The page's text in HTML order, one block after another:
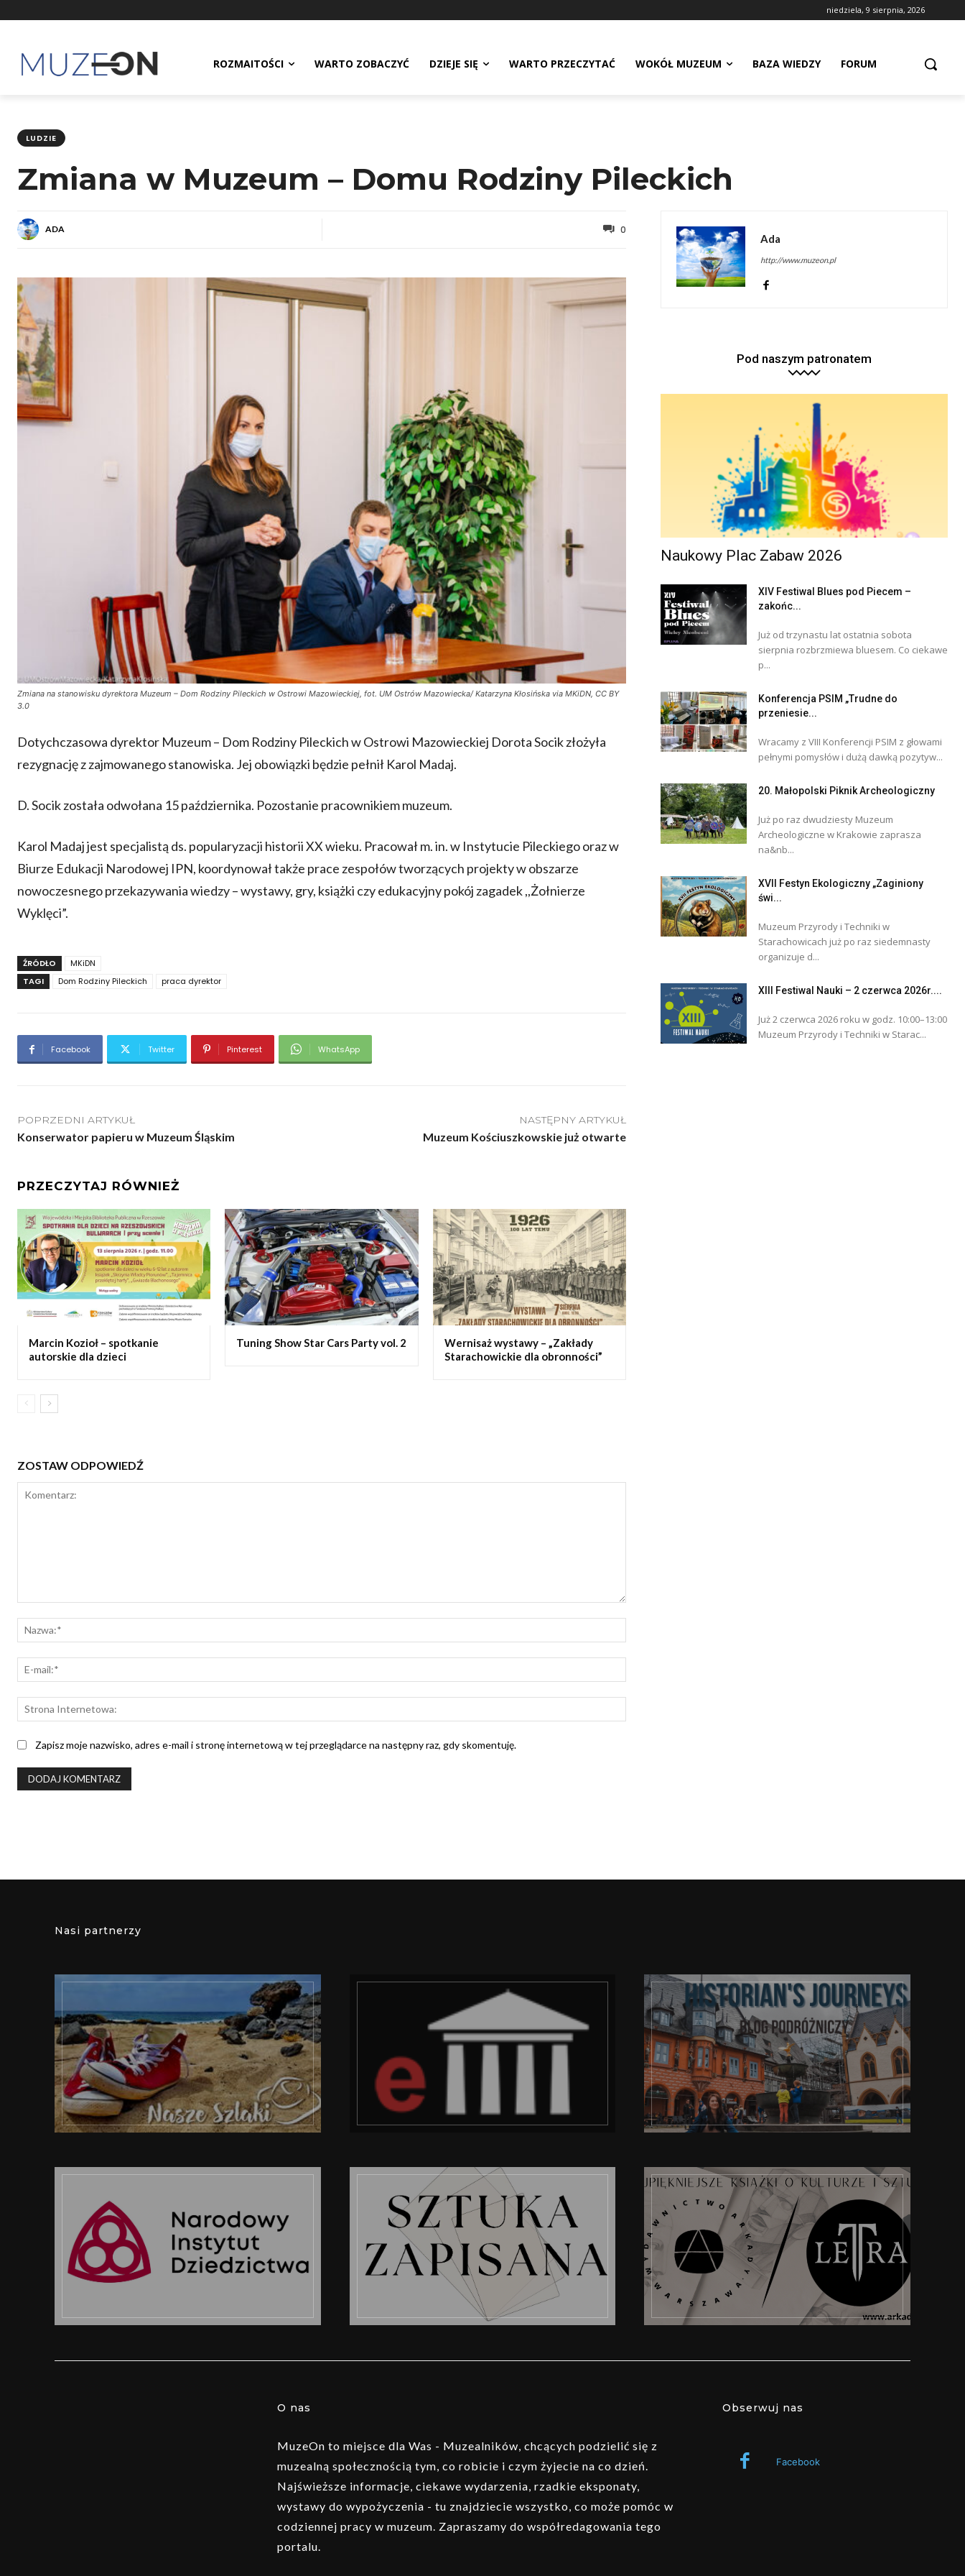
niedziela, 9 sierpnia, 2026
ROZMAITOŚCI WARTO ZOBACZYĆ DZIEJE SIĘ WARTO PRZECZYTAĆ WOKÓŁ MUZEUM BAZA WIEDZY FORUM
LUDZIE
Zmiana w Muzeum – Domu Rodziny Pileckich
ADA 0
Zmiana na stanowisku dyrektora Muzeum – Dom Rodziny Pileckich w Ostrowi Mazowieckiej, fot. UM Ostrów Mazowiecka/ Katarzyna Kłosińska via MKiDN, CC BY
3.0
Dotychczasowa dyrektor Muzeum – Dom Rodziny Pileckich w Ostrowi Mazowieckiej Dorota Socik złożyła
rezygnację z zajmowanego stanowiska. Jej obowiązki będzie pełnił Karol Madaj.
D. Socik została odwołana 15 października. Pozostanie pracownikiem muzeum.
Karol Madaj jest specjalistą ds. popularyzacji historii XX wieku. Pracował m. in. w Instytucie Pileckiego oraz w
Biurze Edukacji Narodowej IPN, koordynował także prace zespołów tworzących projekty w obszarze
nowoczesnego przekazywania wiedzy – wystawy, gry, książki czy edukacyjny pokój zagadek ,,Żołnierze
Wyklęci”.
ŹRÓDŁO
MKiDN
TAGI
Dom Rodziny Pileckich praca dyrektor
Facebook Twitter Pinterest WhatsApp
POPRZEDNI ARTYKUŁ
Konserwator papieru w Muzeum Śląskim
NASTĘPNY ARTYKUŁ
Muzeum Kościuszkowskie już otwarte
PRZECZYTAJ RÓWNIEŻ
Marcin Kozioł – spotkanie
autorskie dla dzieci
Tuning Show Star Cars Party vol. 2
Wernisaż wystawy – „Zakłady
Starachowickie dla obronności”
ZOSTAW ODPOWIEDŹ
mail:*
Internetowa:
Zapisz moje nazwisko, adres e-mail i stronę internetową w tej przeglądarce na następny raz, gdy skomentuję.
Ada
http://www.muzeon.pl
Pod naszym patronatem
Naukowy Plac Zabaw 2026
XIV Festiwal Blues pod Piecem –
zakońc...
Już od trzynastu lat ostatnia sobota
sierpnia rozbrzmiewa bluesem. Co ciekawe
p...
Konferencja PSIM „Trudne do
przeniesie...
Wracamy z VIII Konferencji PSIM z głowami
pełnymi pomysłów i dużą dawką pozytyw...
20. Małopolski Piknik Archeologiczny
Już po raz dwudziesty Muzeum
Archeologiczne w Krakowie zaprasza
na&nb...
XVII Festyn Ekologiczny „Zaginiony
świ...
Muzeum Przyrody i Techniki w
Starachowicach już po raz siedemnasty
organizuje d...
XIII Festiwal Nauki – 2 czerwca 2026r....
Już 2 czerwca 2026 roku w godz. 10:00–13:00
Muzeum Przyrody i Techniki w Starac...
Nasi partnerzy
O nas
MuzeOn to miejsce dla Was - Muzealników, chcących podzielić się z
muzealną społecznością tym, co robicie i czym żyjecie na co dzień.
Najświeższe informacje, ciekawe wydarzenia, rzadkie eksponaty,
wystawy do wypożyczenia - tu znajdziecie wszystko, co może pomóc w
codziennej pracy w muzeum. Zapraszamy do współredagowania tego
portalu.
Obserwuj nas
Facebook